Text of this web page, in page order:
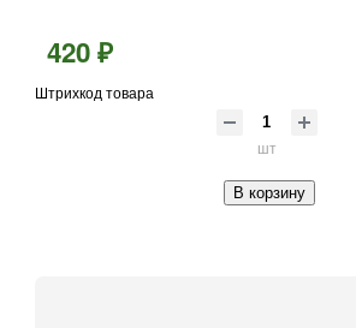
420 ₽
Штрихкод товара
шт
В корзину